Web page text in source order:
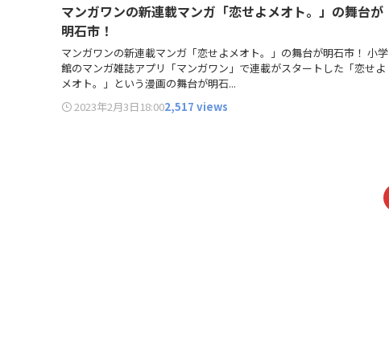
マンガワンの新連載マンガ「恋せよメオト。」の舞台が
明石市！
マンガワンの新連載マンガ「恋せよメオト。」の舞台が明石市！ 小学
館のマンガ雑誌アプリ「マンガワン」で連載がスタートした「恋せよ
メオト。」という漫画の舞台が明石...
2023年2月3日18:002,517 views